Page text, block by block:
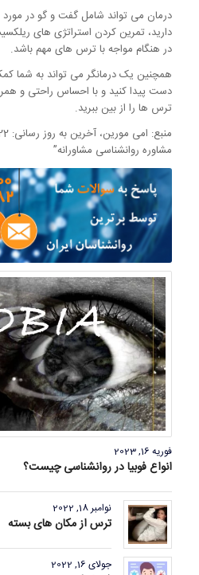
درمان می تواند شامل گفت و گو در
دارید، تمرین کردن استراتژی های
در هنگام مواجه با ترس های مهم باشد.
همچنین یک درمانگر می تواند به شما
دست پیدا کنید و با احساس راحتی و
ترس ها را از بین ببرید.
مشاوره روانشناسی مشاورانه”
فوریه 16, 2023
انواع فوبیا در روانشناسی چیست؟
نوامبر 18, 2022
ترس از مکان های بسته
جولای 16, 2022